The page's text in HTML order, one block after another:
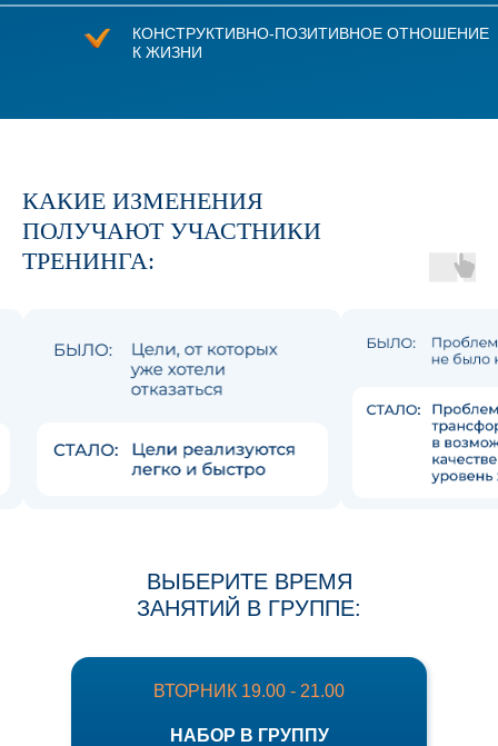
КОНСТРУКТИВНО-ПОЗИТИВНОЕ ОТНОШЕНИЕ
К ЖИЗНИ
КАКИЕ ИЗМЕНЕНИЯ
ПОЛУЧАЮТ УЧАСТНИКИ
ТРЕНИНГА:
ВЫБЕРИТЕ ВРЕМЯ
ЗАНЯТИЙ В ГРУППЕ:
НАБОР В ГРУППУ
ВТОРНИК 19.00 - 21.00